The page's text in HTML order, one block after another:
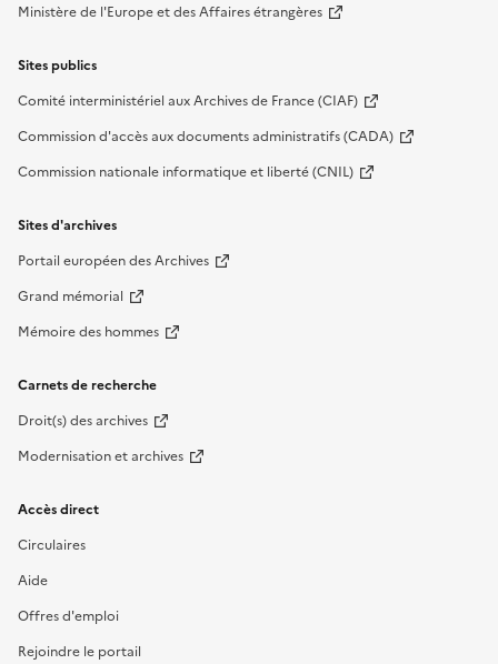
Ministère de l'Europe et des Affaires étrangères
Sites publics
Comité interministériel aux Archives de France (CIAF)
Commission d'accès aux documents administratifs (CADA)
Commission nationale informatique et liberté (CNIL)
Sites d'archives
Portail européen des Archives
Grand mémorial
Mémoire des hommes
Carnets de recherche
Droit(s) des archives
Modernisation et archives
Accès direct
Circulaires
Aide
Offres d'emploi
Rejoindre le portail